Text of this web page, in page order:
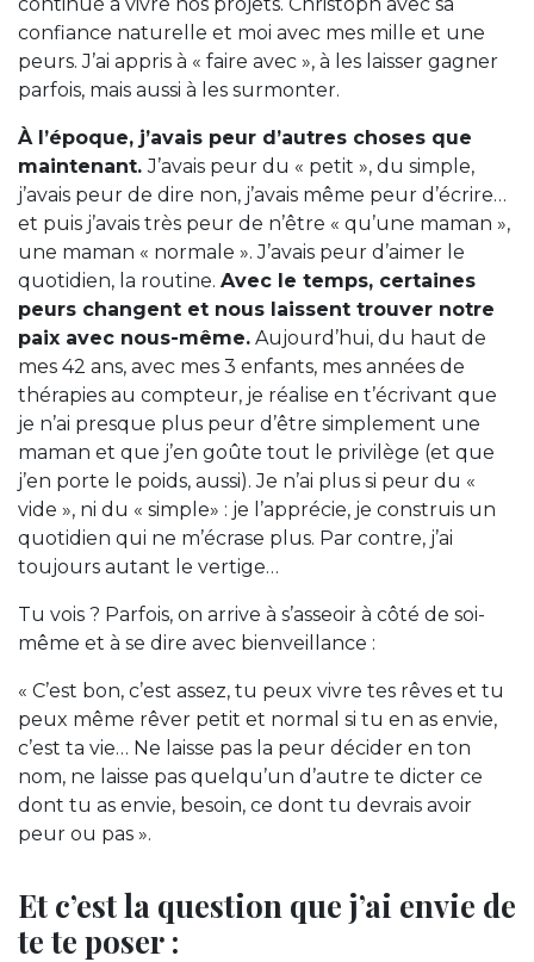
confiance naturelle et moi avec mes mille et une
peurs. J’ai appris à « faire avec », à les laisser gagner
parfois, mais aussi à les surmonter.
À l’époque, j’avais peur d’autres choses que
maintenant.J’avais peur du « petit », du simple,
j’avais peur de dire non, j’avais même peur d’écrire…
et puis j’avais très peur de n’être « qu’une maman »,
une maman « normale ». J’avais peur d’aimer le
quotidien, la routine. Avec le temps, certaines
peurs changent et nous laissent trouver notre
paix avec nous-même. Aujourd’hui, du haut de
mes 42 ans, avec mes 3 enfants, mes années de
thérapies au compteur, je réalise en t’écrivant que
je n’ai presque plus peur d’être simplement une
maman et que j’en goûte tout le privilège (et que
j’en porte le poids, aussi). Je n’ai plus si peur du «
vide », ni du « simple» : je l’apprécie, je construis un
quotidien qui ne m’écrase plus. Par contre, j’ai
toujours autant le vertige…
Tu vois ? Parfois, on arrive à s’asseoir à côté de soi-
même et à se dire avec bienveillance :
« C’est bon, c’est assez, tu peux vivre tes rêves et tu
peux même rêver petit et normal si tu en as envie,
c’est ta vie… Ne laisse pas la peur décider en ton
nom, ne laisse pas quelqu’un d’autre te dicter ce
dont tu as envie, besoin, ce dont tu devrais avoir
peur ou pas ».
Et c’est la question que j’ai envie de
te te poser :